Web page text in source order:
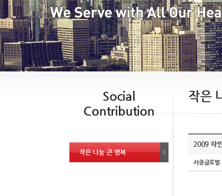
Social
Contribution
작은 나눔 큰 행복
작은
2009 하
서종글로벌